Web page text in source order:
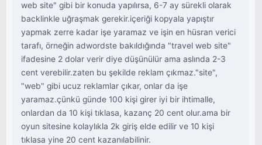
web site" gibi bir konuda yapılırsa, 6-7 ay sürekli olarak
backlinkle uğraşmak gerekir.içeriği kopyala yapıştır
yapmak zerre kadar işe yaramaz ve işin en hüsran verici
tarafı, örneğin adwordste bakıldığında "travel web site"
ifadesine 2 dolar verir diye düşünülür ama aslında 2-3
cent verebilir.zaten bu şekilde reklam çıkmaz."site",
"web" gibi ucuz reklamlar çıkar, onlar da işe
yaramaz.çünkü günde 100 kişi girer iyi bir ihtimalle,
onlardan da 10 kişi tıklasa, kazanç 20 cent olur.ama bir
oyun sitesine kolaylıkla 2k giriş elde edilir ve 10 kişi
tıklasa yine 20 cent kazanılabilinir.